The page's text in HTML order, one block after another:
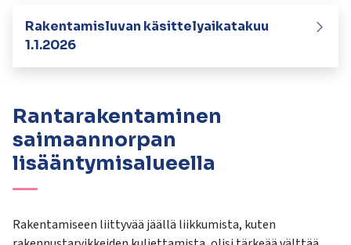
Rakentamisluvan käsittelyaikatakuu
1.1.2026
Rantarakentaminen
saimaannorpan
lisääntymisalueella
Rakentamiseen liittyvää jäällä liikkumista, kuten